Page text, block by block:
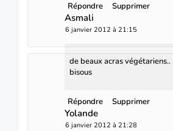
Répondre Supprimer
Asmali
6 janvier 2012 à 21:15
de beaux acras végétariens..
bisous
Répondre Supprimer
Yolande
6 janvier 2012 à 21:28